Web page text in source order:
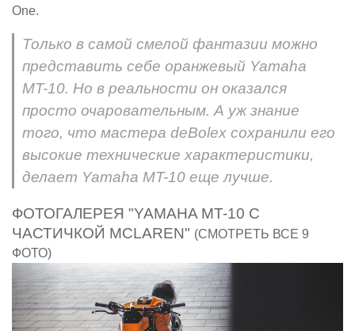
One.
Только в самой смелой фантазии можно
представить себе оранжевый Yamaha
MT-10. Но в реальности он оказался
просто очаровательным. А уж знание
того, что мастера deBolex сохранили его
высокие технические характеристики,
делает Yamaha MT-10 еще лучше.
ФОТОГАЛЕРЕЯ "YAMAHA MT-10 С
ЧАСТИЧКОЙ MCLAREN" (СМОТРЕТЬ ВСЕ 9
ФОТО)